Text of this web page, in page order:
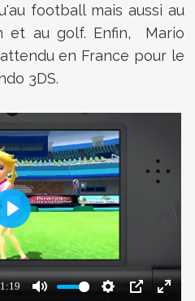
football mais aussi au
et au golf. Enfin, Mario
en France pour le
3DS.